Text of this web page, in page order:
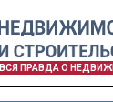
ВСЯ ПРАВДА О